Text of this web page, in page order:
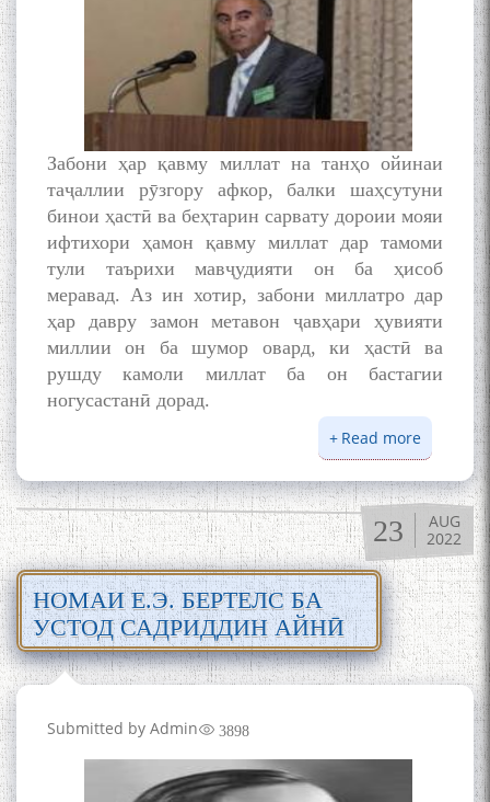
Забони ҳар қавму миллат на танҳо ойинаи
таҷаллии рӯзгору афкор, балки шаҳсутуни
бинои ҳастӣ ва беҳтарин сарвату дороии мояи
ифтихори ҳамон қавму миллат дар тамоми
тули таърихи мавҷудияти он ба ҳисоб
меравад. Аз ин хотир, забони миллатро дар
ҳар давру замон метавон ҷавҳари ҳувияти
миллии он ба шумор овард, ки ҳастӣ ва
рушду камоли миллат ба он бастагии
ногусастанӣ дорад.
Read more
ЗАБОНИ
ТОҶИКӢ
ВА
МИЛЛӢ
23
AUG
2022
НОМАИ Е.Э. БЕРТЕЛС БА
УСТОД САДРИДДИН АЙНӢ
Submitted by Admin 3898